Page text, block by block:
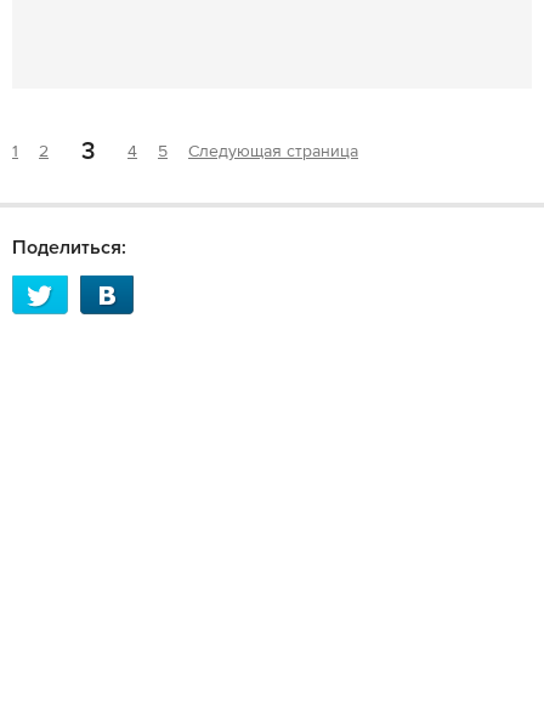
1 2 3 4 5 Следующая страница
Поделиться: